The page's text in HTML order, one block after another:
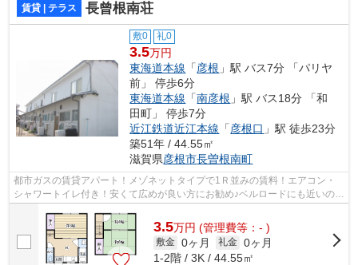
賃貸 | テラス 長曾根南荘
敷0 礼0
3.5万円
東海道本線 「彦根 」駅 バス7分 「パリヤ
前」 停歩6分
東海道本線 「南彦根 」駅 バス18分 「和
田町」 停歩7分
近江鉄道近江本線 「彦根口 」駅 徒歩23分
築51年 / 44.55㎡
滋賀県彦根市長曽根南町
都市ガスの賃貸アパート！メゾネットタイプで1Ｒ並みの賃料！エアコン・
シャワートイレ付き！安くて広めが良い方にお勧め♪ベルロードにも近いので
3.5万円 (管理費等：- )
敷金 0ヶ月 礼金 0ヶ月
1-2階 / 3K / 44.55㎡